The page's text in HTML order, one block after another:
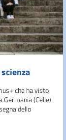
che ha visto
(Celle)
dello